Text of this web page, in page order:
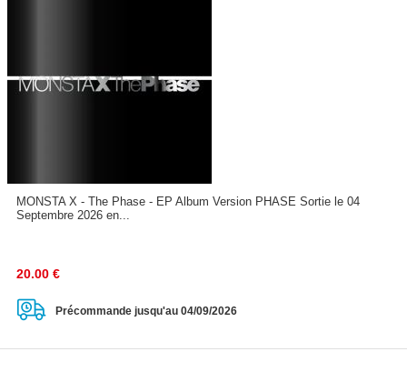
MONSTA X - The Phase - EP Album Version PHASE Sortie le 04
Septembre 2026 en...
20.00 €
Précommande jusqu'au 04/09/2026